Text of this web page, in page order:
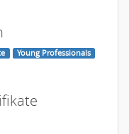
Young Professionals